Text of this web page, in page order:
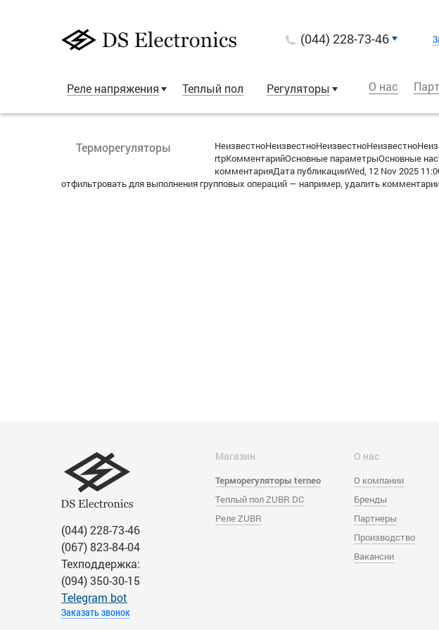
(044) 228-73-46
Реле напряжения Теплый пол Регуляторы О нас
Терморегуляторы
rtpКомментарийОсновные параметрыОсновные
комментарияДата публикацииWed, 12 Nov 2025
отфильтровать для выполнения групповых операций — например, удалить
(044) 228-73-46
(067) 823-84-04
Техподдержка:
(094) 350-30-15
Тelegram bot
Заказать звонок
Магазин
Терморегуляторы terneo
Теплый пол ZUBR DC
Реле ZUBR
О нас
О компании
Бренды
Партнеры
Производство
Вакансии